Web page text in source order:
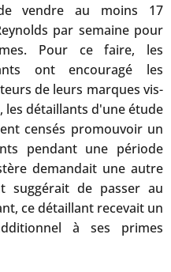
vendre au moins 17
par semaine pour
Pour ce faire, les
ont encouragé les
de leurs marques vis-
les détaillants d'une étude
censés promouvoir un
pendant une période
demandait une autre
suggérait de passer au
ce détaillant recevait un
à ses primes